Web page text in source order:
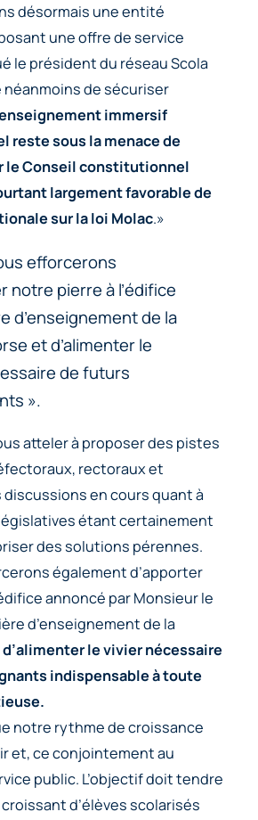
désormais une entité
une offre de service
le président du réseau Scola
néanmoins de sécuriser
immersif
reste sous la menace de
le Conseil constitutionnel
largement favorable de
sur la loi Molac.»
efforcerons
notre pierre à l’édifice
d’enseignement de la
et d’alimenter le
de futurs
».
atteler à proposer des pistes
rectoraux et
en cours quant à
étant certainement
des solutions pérennes.
également d’apporter
annoncé par Monsieur le
d’enseignement de la
d’alimenter le vivier nécessaire
indispensable à toute
notre rythme de croissance
et, ce conjointement au
public. L’objectif doit tendre
d’élèves scolarisés